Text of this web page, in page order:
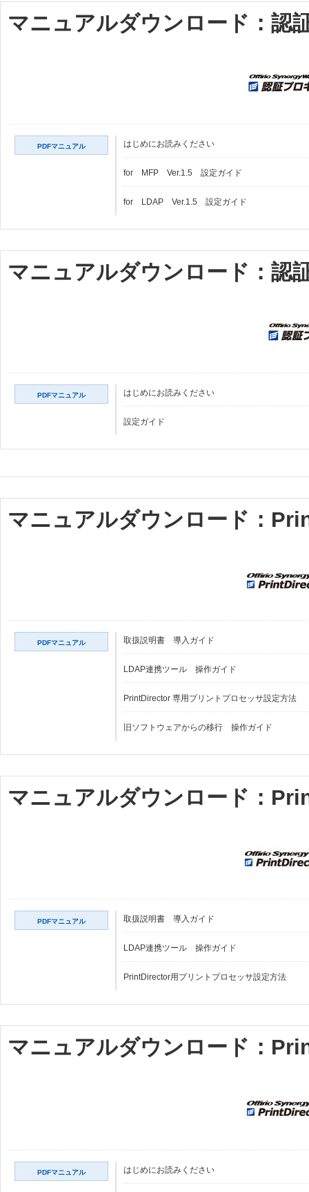
マニュアルダウンロード：認
PDFマニュアル はじめにお読みください
for MFP Ver.1.5 設定ガイド
for LDAP Ver.1.5 設定ガイド
マニュアルダウンロード：認
PDFマニュアル はじめにお読みください
設定ガイド
マニュアルダウンロード：
PDFマニュアル 取扱説明書 導入ガイド
LDAP連携ツール 操作ガイド
PrintDirector 専用プリントプロセッサ設定方法
旧ソフトウェアからの移行 操作ガイド
マニュアルダウンロード：
PDFマニュアル 取扱説明書 導入ガイド
LDAP連携ツール 操作ガイド
PrintDirector用プリントプロセッサ設定方法
マニュアルダウンロード：
PDFマニュアル はじめにお読みください